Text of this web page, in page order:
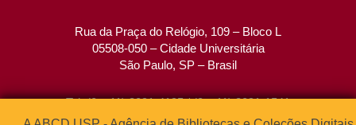
Rua da Praça do Relógio, 109 – Bloco L
05508-050 – Cidade Universitária
São Paulo, SP – Brasil
Tel: (0xx11) 3091-4195 / (0xx11) 3091-1541
Fax: (0xx11) 3091-1567